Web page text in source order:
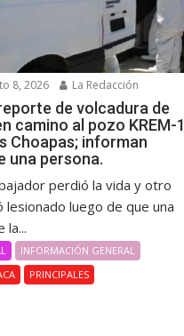
8, 2026 La Redacción
de volcadura de
camino al pozo KREM-1
Choapas; informan
una persona.
perdió la vida y otro
lesionado luego de que una
la...
INFORMACIÓN GENERAL
PRINCIPALES